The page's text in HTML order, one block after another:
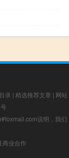
录 | 精选推荐文章 | 网站
说明，我们
商业合作